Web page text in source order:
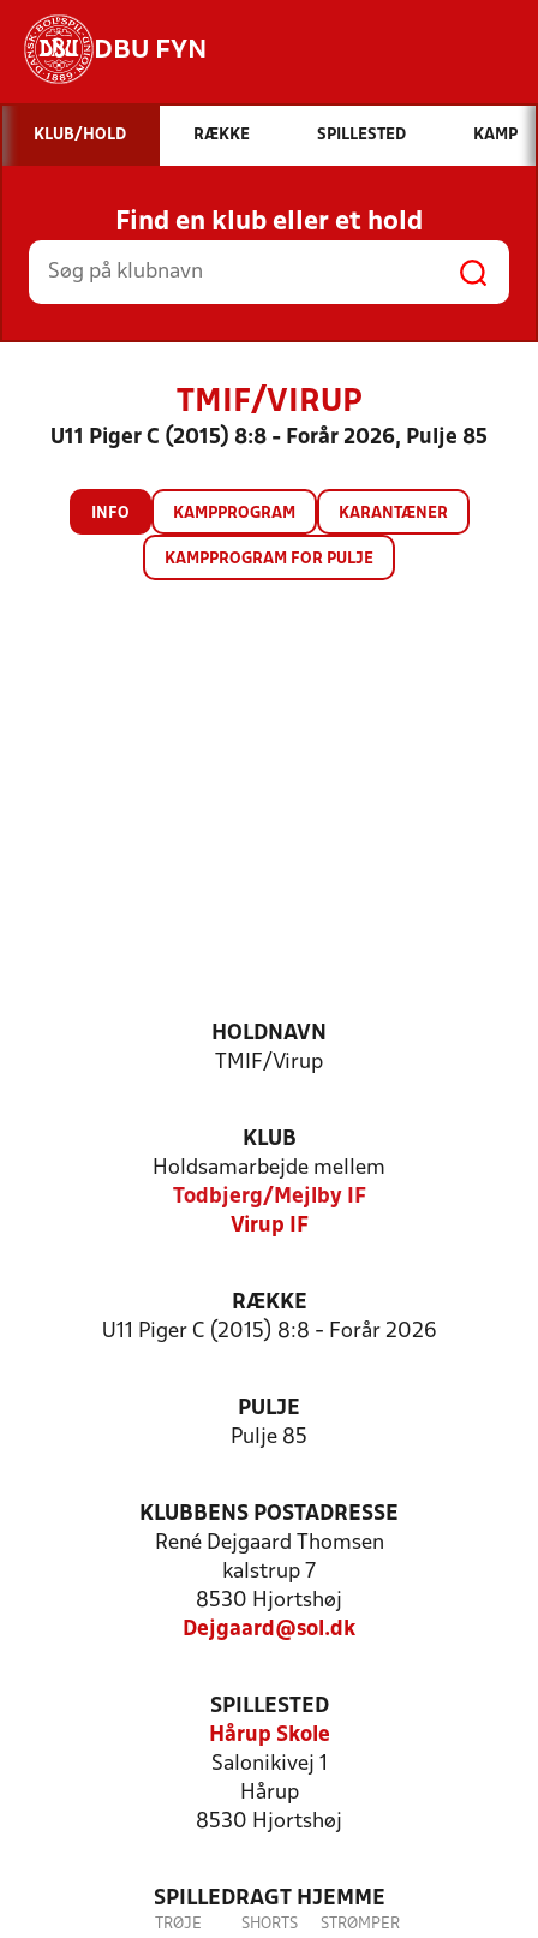
DBU FYN
Hvad vil du søge efter?
INDHOLD OG NYHEDER
STILLINGER, RESULTATER, KLUBBER OG
HOLD
KLUB/HOLD RÆKKE SPILLESTED KAMP
Find en klub eller et hold
TMIF/VIRUP
U11 Piger C (2015) 8:8 - Forår 2026, Pulje 85
INFO KAMPPROGRAM KARANTÆNER
KAMPPROGRAM FOR PULJE
HOLDNAVN
TMIF/Virup
KLUB
Holdsamarbejde mellem
Todbjerg/Mejlby IF
Virup IF
RÆKKE
U11 Piger C (2015) 8:8 - Forår 2026
PULJE
Pulje 85
KLUBBENS POSTADRESSE
René Dejgaard Thomsen
kalstrup 7
8530 Hjortshøj
Dejgaard@sol.dk
SPILLESTED
Hårup Skole
Salonikivej 1
Hårup
8530 Hjortshøj
SPILLEDRAGT HJEMME
TRØJE SHORTS STRØMPER